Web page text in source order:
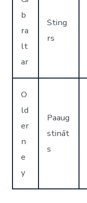
b
ra
lt
ar
Sting
rs
O
ld
er
n
e
y
Paaug
stināt
s